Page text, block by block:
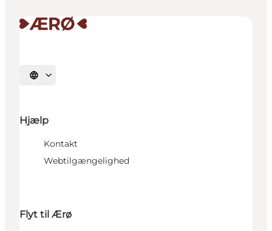
Vælg sprog
Hjælp
Kontakt
Webtilgængelighed
Flyt til Ærø